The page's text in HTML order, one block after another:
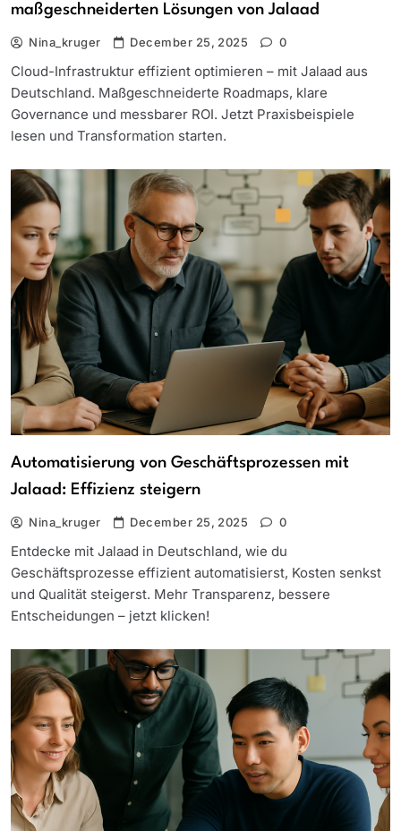
maßgeschneiderten Lösungen von Jalaad
Nina_kruger December 25, 2025 0
Cloud-Infrastruktur effizient optimieren – mit Jalaad aus
Deutschland. Maßgeschneiderte Roadmaps, klare
Governance und messbarer ROI. Jetzt Praxisbeispiele
lesen und Transformation starten.
Automatisierung von Geschäftsprozessen mit
Jalaad: Effizienz steigern
Nina_kruger December 25, 2025 0
Entdecke mit Jalaad in Deutschland, wie du
Geschäftsprozesse effizient automatisierst, Kosten senkst
und Qualität steigerst. Mehr Transparenz, bessere
Entscheidungen – jetzt klicken!